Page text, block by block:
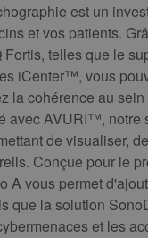
est un
et vos patients.
Fortis, telles que le
iCenter™, vous
la cohérence au
avec AVURI™, notre
de visualiser,
Conçue pour le
A vous permet
que la solution
et les